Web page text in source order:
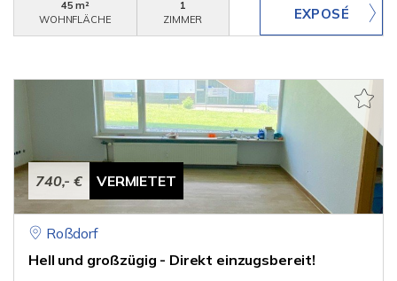
45 m²
WOHNFLÄCHE
1
ZIMMER
740,- € VERMIETET
Roßdorf
Hell und großzügig - Direkt einzugsbereit!